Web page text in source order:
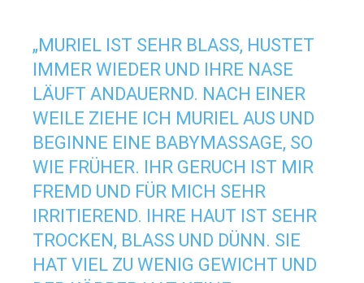
„MURIEL IST SEHR BLASS, HUSTET
IMMER WIEDER UND IHRE NASE
LÄUFT ANDAUERND. NACH EINER
WEILE ZIEHE ICH MURIEL AUS UND
BEGINNE EINE BABYMASSAGE, SO
WIE FRÜHER. IHR GERUCH IST MIR
FREMD UND FÜR MICH SEHR
IRRITIEREND. IHRE HAUT IST SEHR
TROCKEN, BLASS UND DÜNN. SIE
HAT VIEL ZU WENIG GEWICHT UND